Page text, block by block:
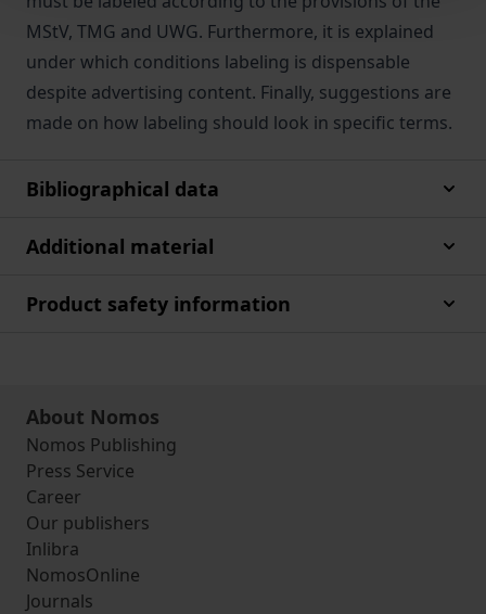
MStV, TMG and UWG. Furthermore, it is explained
under which conditions labeling is dispensable
despite advertising content. Finally, suggestions are
made on how labeling should look in specific terms.
Bibliographical data
Additional material
Product safety information
About Nomos
Nomos Publishing
Press Service
Career
Our publishers
Inlibra
NomosOnline
Journals